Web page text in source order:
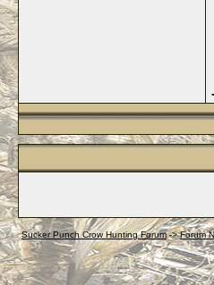
Sucker Punch Crow Hunting Forum->Forum